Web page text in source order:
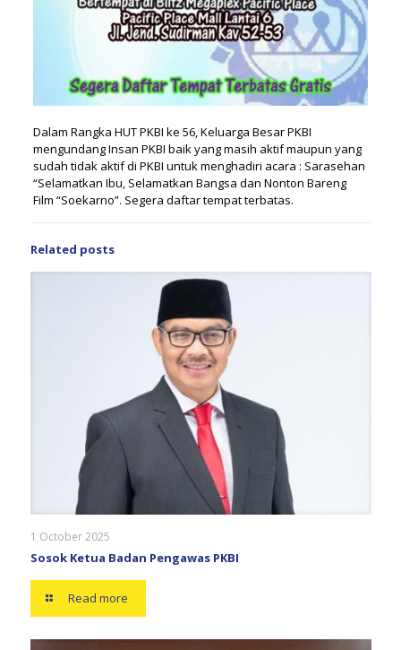
Dalam Rangka HUT PKBI ke 56, Keluarga Besar PKBI
mengundang Insan PKBI baik yang masih aktif maupun yang
sudah tidak aktif di PKBI untuk menghadiri acara : Sarasehan
“Selamatkan Ibu, Selamatkan Bangsa dan Nonton Bareng
Film “Soekarno”. Segera daftar tempat terbatas.
Related posts
1 October 2025
Sosok Ketua Badan Pengawas PKBI
Read more